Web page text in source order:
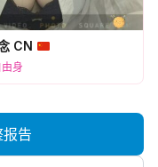
CN
身
告